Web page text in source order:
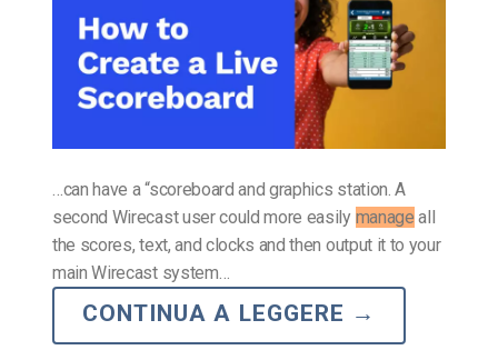
…can have a “scoreboard and graphics station. A
second Wirecast user could more easily manage all
the scores, text, and clocks and then output it to your
main Wirecast system…
CONTINUA A LEGGERE →